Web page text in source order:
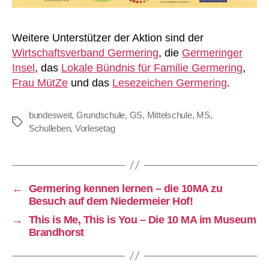
Weitere Unterstützer der Aktion sind der
Wirtschaftsverband Germering, die Germeringer
Insel, das Lokale Bündnis für Familie Germering,
Frau MütZe und das Lesezeichen Germering.
Schlagwörter
bundesweit, Grundschule, GS, Mittelschule, MS,
Schulleben, Vorlesetag
←
Germering kennen lernen – die 10MA zu
Besuch auf dem Niedermeier Hof!
→
This is Me, This is You – Die 10 MA im Museum
Brandhorst